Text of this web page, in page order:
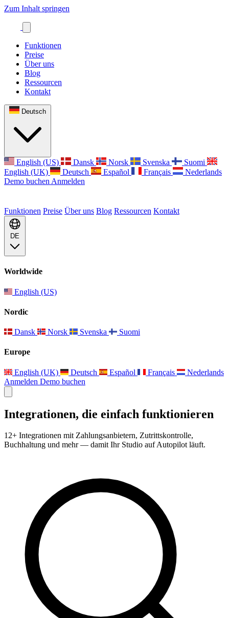
Zum Inhalt springen
Funktionen
Preise
Über uns
Blog
Ressourcen
Kontakt
Deutsch
English (US) Dansk Norsk Svenska
Suomi
English (UK)
Deutsch Español Français
Nederlands
Demo buchen Anmelden
Funktionen Preise Über uns Blog Ressourcen Kontakt
DE
Worldwide
English (US)
Nordic
Dansk Norsk Svenska Suomi
Europe
English (UK) Deutsch Español Français
Nederlands
Anmelden Demo buchen
Integrationen, die einfach funktionieren
12+ Integrationen mit Zahlungsanbietern, Zutrittskontrolle,
Buchhaltung und mehr — damit Ihr Studio auf Autopilot läuft.